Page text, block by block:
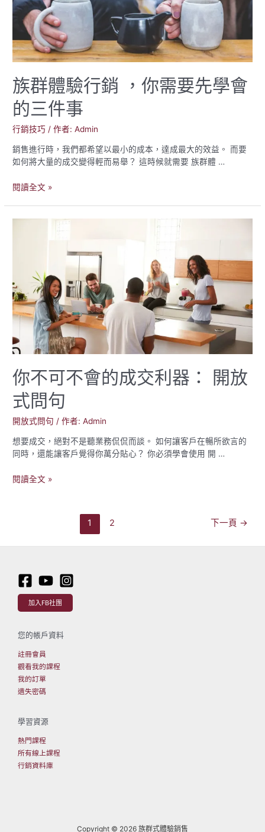
是
超
能
族群體驗行銷 ，你需要先學會
的三件事
行銷技巧 / 作者:Admin
銷售進行時，我們都希望以最小的成本，達成最大的效益。 而要
如何將大量的成交變得輕而易舉？ 這時候就需要 族群體 …
族
需
要
先
學
會
的
件
事
閱讀全文 »
你不可不會的成交利器： 開放
式問句
開放式問句 / 作者:Admin
想要成交，絕對不是聽業務侃侃而談。 如何讓客戶在暢所欲言的
同時，還能讓客戶覺得你萬分貼心？ 你必須學會使用 開 …
你
利
器：
問
句
閱讀全文 »
導
1 2 下一頁 →
加入FB社團
您的帳戶資料
註冊會員
觀看我的課程
我的訂單
遺失密碼
學習資源
熱門課程
所有線上課程
行銷資料庫
Copyright © 2026 族群式體驗銷售